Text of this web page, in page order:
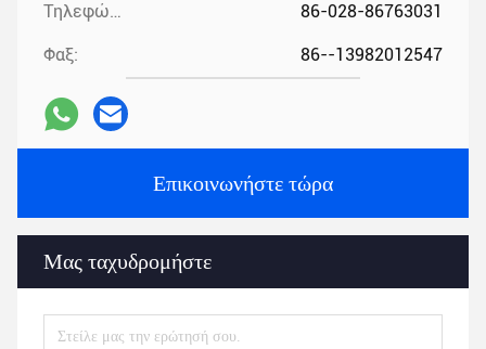
Τηλεφώνημα: 86-028-86763031
Φαξ: 86--13982012547
Επικοινωνήστε τώρα
Μας ταχυδρομήστε